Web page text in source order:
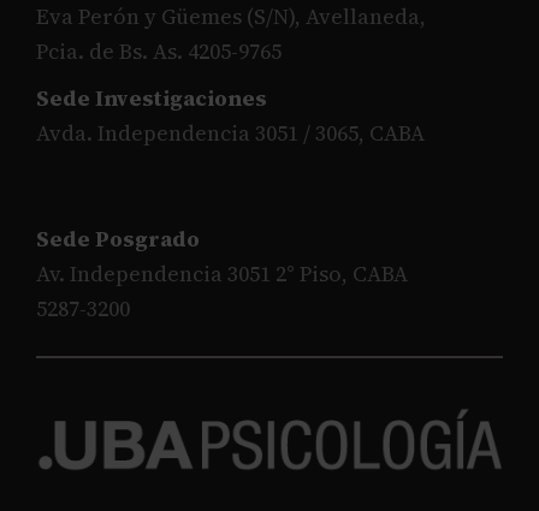
Eva Perón y Güemes (S/N), Avellaneda,
Pcia. de Bs. As. 4205-9765
Sede Investigaciones
Avda. Independencia 3051 / 3065, CABA
Sede Posgrado
Av. Independencia 3051 2° Piso, CABA
5287-3200